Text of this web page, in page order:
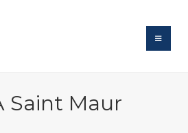
Saint Maur